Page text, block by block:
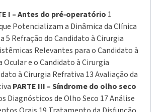
I – Antes do pré‑operatório 1
Potencializam a Dinâmica da Clínica
5 Refração do Candidato à Cirurgia
Relevantes para o Candidato à
e o Candidato à Cirurgia
à Cirurgia Refrativa 13 Avaliação da
PARTE III – Síndrome do olho seco
Diagnósticos de Olho Seco 17 Análise